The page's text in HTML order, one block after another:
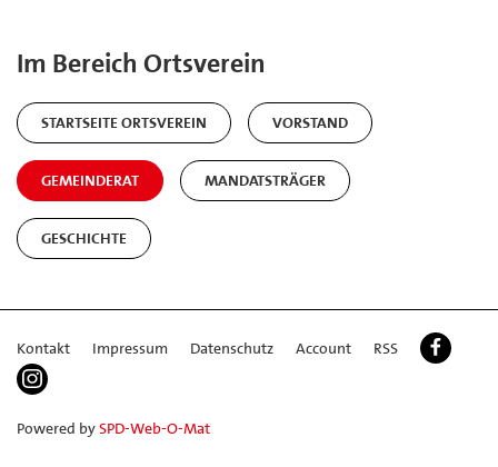
Im Bereich Ortsverein
STARTSEITE ORTSVEREIN VORSTAND
GEMEINDERAT MANDATSTRÄGER
GESCHICHTE
Kontakt Impressum Datenschutz Account RSS
Powered bySPD-Web-O-Mat